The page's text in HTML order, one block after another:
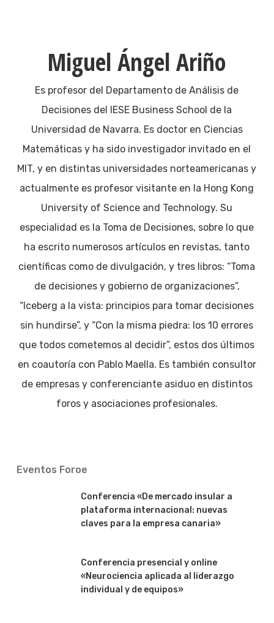
Miguel Ángel Ariño
Es profesor del Departamento de Análisis de
Decisiones del IESE Business School de la
Universidad de Navarra. Es doctor en Ciencias
Matemáticas y ha sido investigador invitado en el
MIT, y en distintas universidades norteamericanas y
actualmente es profesor visitante en la Hong Kong
University of Science and Technology. Su
especialidad es la Toma de Decisiones, sobre lo que
ha escrito numerosos artículos en revistas, tanto
científicas como de divulgación, y tres libros: “Toma
de decisiones y gobierno de organizaciones”,
“Iceberg a la vista: principios para tomar decisiones
sin hundirse”, y “Con la misma piedra: los 10 errores
que todos cometemos al decidir”, estos dos últimos
en coautoría con Pablo Maella. Es también consultor
de empresas y conferenciante asiduo en distintos
foros y asociaciones profesionales.
Eventos Foroe
Conferencia «De mercado insular a
plataforma internacional: nuevas
claves para la empresa canaria»
Conferencia presencial y online
«Neurociencia aplicada al liderazgo
individual y de equipos»